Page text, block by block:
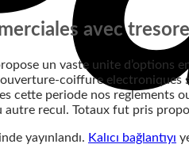
avec
un vaste unite d’options
coiffure electroniques
cette periode nos reglements
autre recul. Totaux fut pris
yayınlandı. Kalıcı bağlantıyı